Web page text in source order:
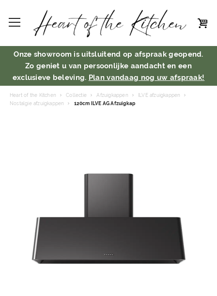
Onze showroom is uitsluitend op afspraak geopend.
Zo geniet u van persoonlijke aandacht en een
exclusieve beleving. Plan vandaag nog uw afspraak!
Heart of the Kitchen Collectie Afzuigkappen
ILVE afzuigkappen
Nostalgie afzuigkappen
120cm ILVE AG Afzuigkap